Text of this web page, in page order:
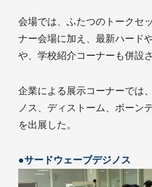
会場では、ふたつのトークセ
ナー会場に加え、最新ハード
や、学校紹介コーナーも併設さ
企業による展示コーナーでは
ノス、ディストーム、ボーン
を出展した。
●サードウェーブデジノス